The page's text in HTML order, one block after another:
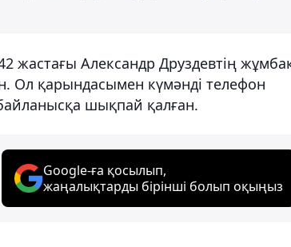
жастағы Александр Друздевтің
Ол қарындасымен күмәнді телефон
шықпай қалған.
Google-ға қосылып,
жаңалықтарды бірінші болып оқыңыз